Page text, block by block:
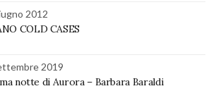
2012
COLD CASES
2019
notte di Aurora – Barbara Baraldi